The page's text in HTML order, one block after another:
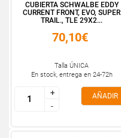
CUBIERTA SCHWALBE EDDY
CURRENT FRONT, EVO, SUPER
TRAIL., TLE 29X2...
70,10€
Talla ÚNICA
En stock, entrega en 24-72h
+
-
+
-
AÑADIR